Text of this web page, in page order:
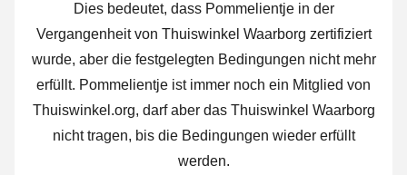
Dies bedeutet, dass Pommelientje in der
Vergangenheit von Thuiswinkel Waarborg zertifiziert
wurde, aber die festgelegten Bedingungen nicht mehr
erfüllt. Pommelientje ist immer noch ein Mitglied von
Thuiswinkel.org, darf aber das Thuiswinkel Waarborg
nicht tragen, bis die Bedingungen wieder erfüllt
werden.